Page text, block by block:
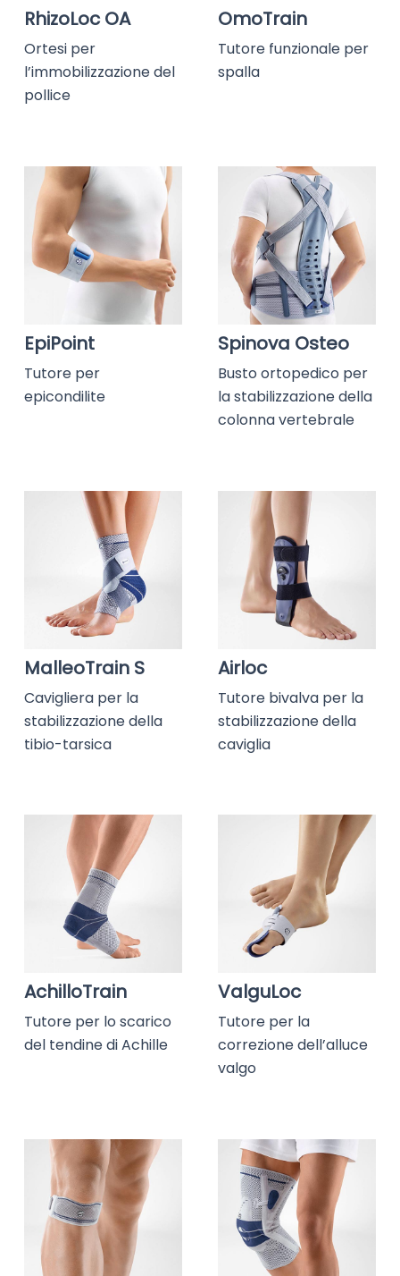
RhizoLoc OA
Ortesi per
l’immobilizzazione del
pollice
OmoTrain
Tutore funzionale per
spalla
EpiPoint
Tutore per
epicondilite
Spinova Osteo
Busto ortopedico per
la stabilizzazione della
colonna vertebrale
MalleoTrain S
Cavigliera per la
stabilizzazione della
tibio-tarsica
Airloc
Tutore bivalva per la
stabilizzazione della
caviglia
AchilloTrain
Tutore per lo scarico
del tendine di Achille
ValguLoc
Tutore per la
correzione dell’alluce
valgo